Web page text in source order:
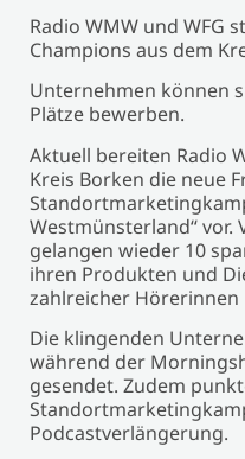
Radio WMW und WFG
Champions aus dem
Unternehmen können
Plätze bewerben.
Aktuell bereiten Radio
Kreis Borken die neue
Westmünsterland“ vor.
gelangen wieder 10
ihren Produkten und
zahlreicher Hörerinnen
Die klingenden
während der
gesendet. Zudem
Podcastverlängerung.